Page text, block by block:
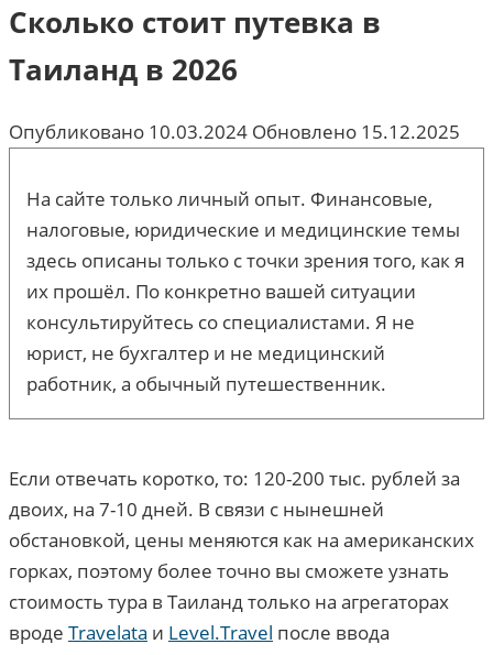
Сколько стоит путевка в
Таиланд в 2026
Опубликовано 10.03.2024 Обновлено 15.12.2025
На сайте только личный опыт. Финансовые,
налоговые, юридические и медицинские темы
здесь описаны только с точки зрения того, как я
их прошёл. По конкретно вашей ситуации
консультируйтесь со специалистами. Я не
юрист, не бухгалтер и не медицинский
работник, а обычный путешественник.
Если отвечать коротко, то: 120-200 тыс. рублей за
двоих, на 7-10 дней. В связи с нынешней
обстановкой, цены меняются как на американских
горках, поэтому более точно вы сможете узнать
стоимость тура в Таиланд только на агрегаторах
вроде Travelata и Level.Travel после ввода